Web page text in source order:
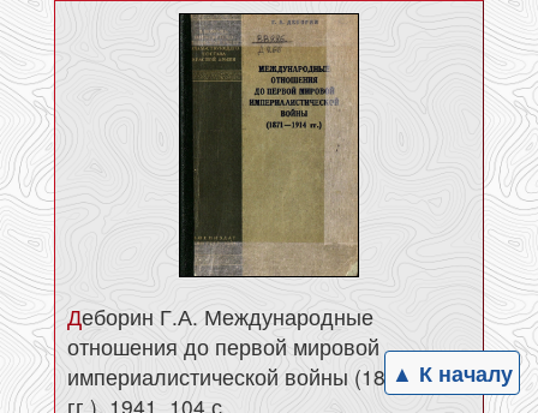
Деборин Г.А. Международные
отношения до первой мировой
империалистической войны (1871-1914
гг.). 1941. 104 с.
▲ К началу